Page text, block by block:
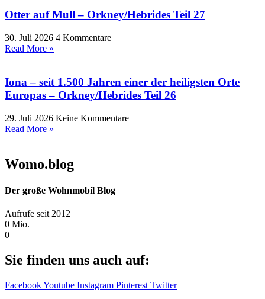
Otter auf Mull – Orkney/Hebrides Teil 27
30. Juli 2026 4 Kommentare
Read More »
Iona – seit 1.500 Jahren einer der heiligsten Orte
Europas – Orkney/Hebrides Teil 26
29. Juli 2026 Keine Kommentare
Read More »
Womo.blog
Der große Wohnmobil Blog​
Aufrufe seit 2012
0 Mio.
0
Sie finden uns auch auf:
FacebookYoutube Instagram Pinterest Twitter